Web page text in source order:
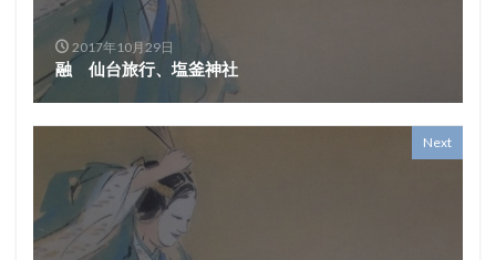
2017年10月29日
融 仙台旅行、塩釜神社
Next